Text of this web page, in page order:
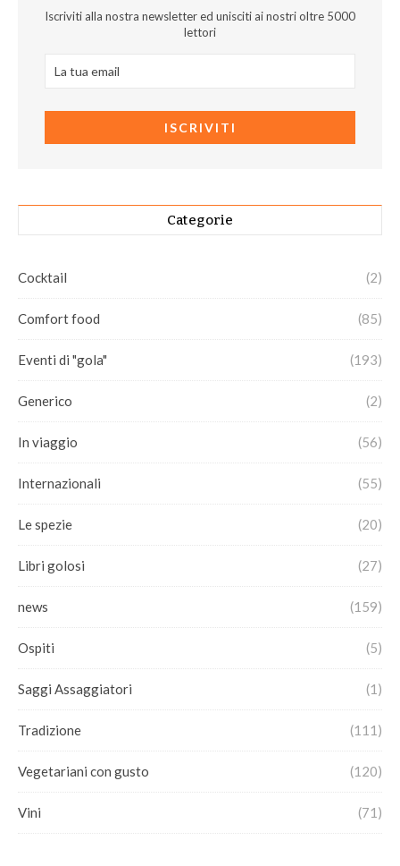
Iscriviti alla nostra newsletter ed unisciti ai nostri oltre 5000
lettori
Categorie
Cocktail (2)
Comfort food (85)
Eventi di "gola" (193)
Generico (2)
In viaggio (56)
Internazionali (55)
Le spezie (20)
Libri golosi (27)
news (159)
Ospiti (5)
Saggi Assaggiatori (1)
Tradizione (111)
Vegetariani con gusto (120)
Vini (71)